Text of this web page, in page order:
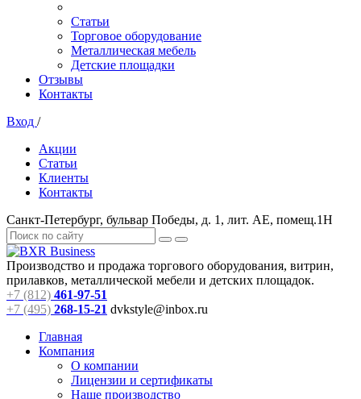
Статьи
Торговое оборудование
Металлическая мебель
Детские площадки
Отзывы
Контакты
Вход /
Акции
Статьи
Клиенты
Контакты
Санкт-Петербург, бульвар Победы, д. 1, лит. АЕ, помещ.1Н
Производство и продажа торгового оборудования, витрин,
прилавков, металлической мебели и детских площадок.
+7 (812) 461-97-51
+7 (495) 268-15-21 dvkstyle@inbox.ru
Главная
Компания
О компании
Лицензии и сертификаты
Наше производство